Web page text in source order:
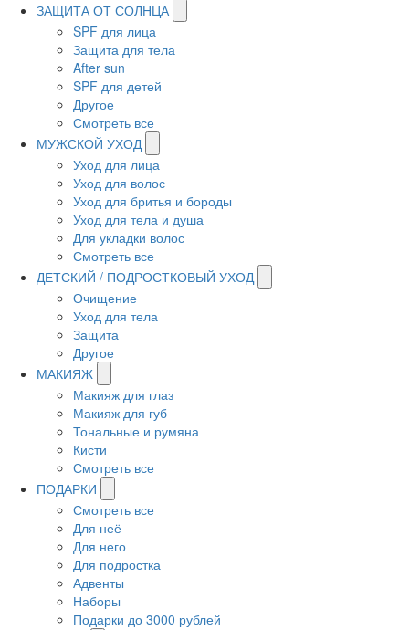
ЗАЩИТА ОТ СОЛНЦА
SPF для лица
Защита для тела
After sun
SPF для детей
Другое
Смотреть все
МУЖСКОЙ УХОД
Уход для лица
Уход для волос
Уход для бритья и бороды
Уход для тела и душа
Для укладки волос
Смотреть все
ДЕТСКИЙ / ПОДРОСТКОВЫЙ УХОД
Очищение
Уход для тела
Защита
Другое
МАКИЯЖ
Макияж для глаз
Макияж для губ
Тональные и румяна
Кисти
Смотреть все
ПОДАРКИ
Смотреть все
Для неё
Для него
Для подростка
Адвенты
Наборы
Подарки до 3000 рублей